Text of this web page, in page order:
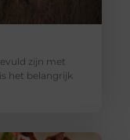
zijn met
het belangrijk